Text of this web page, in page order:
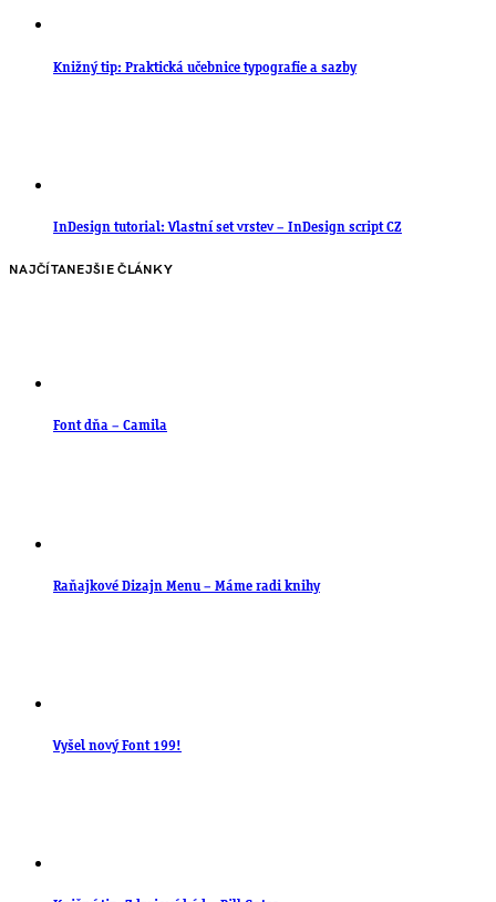
Knižný tip: Praktická učebnice typografie a sazby
InDesign tutorial: Vlastní set vrstev – InDesign script CZ
NAJČÍTANEJŠIE ČLÁNKY
Font dňa – Camila
Raňajkové Dizajn Menu – Máme radi knihy
Vyšel nový Font 199!